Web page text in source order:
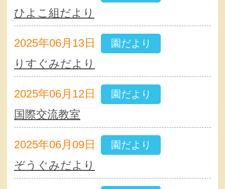
ひよこ組だより
2025年06月13日 園だより
りすぐみだより
2025年06月12日 園だより
国際交流教室
2025年06月09日 園だより
ぞうぐみだより